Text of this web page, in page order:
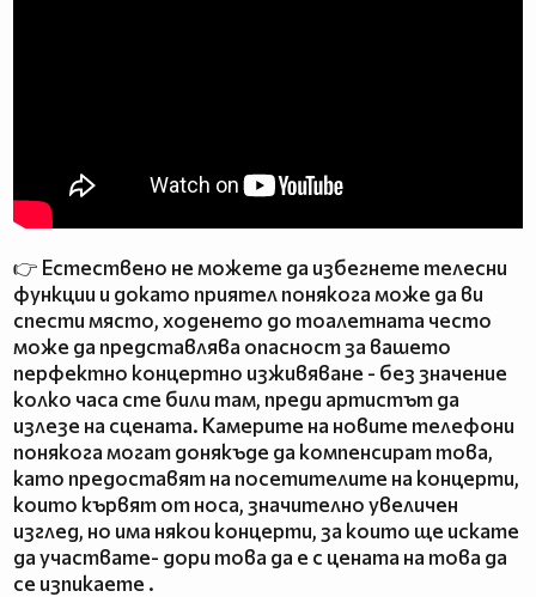
👉 Естествено не можете да избегнете телесни
функции и докато приятел понякога може да ви
спести място, ходенето до тоалетната често
може да представлява опасност за вашето
перфектно концертно изживяване - без значение
колко часа сте били там, преди артистът да
излезе на сцената. Камерите на новите телефони
понякога могат донякъде да компенсират това,
като предоставят на посетителите на концерти,
които кървят от носа, значително увеличен
изглед, но има някои концерти, за които ще искате
да участвате- дори това да е с цената на това да
се изпикаете .